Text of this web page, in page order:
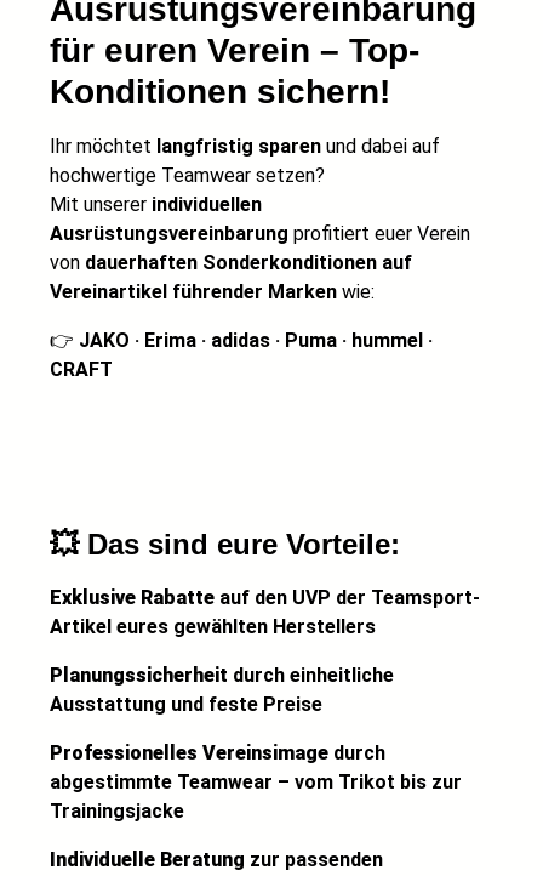
Ausrüstungsvereinbarung
für euren Verein – Top-
Konditionen sichern!
Ihr möchtet langfristig sparen und dabei auf
hochwertige Teamwear setzen?
Mit unserer individuellen
Ausrüstungsvereinbarung profitiert euer Verein
von dauerhaften Sonderkonditionen auf
Vereinartikel führender Marken wie:
👉 JAKO · Erima · adidas · Puma · hummel ·
CRAFT
💥 Das sind eure Vorteile:
Exklusive Rabatte auf den UVP der Teamsport-
Artikel eures gewählten Herstellers
Planungssicherheit durch einheitliche
Ausstattung und feste Preise
Professionelles Vereinsimage durch
abgestimmte Teamwear – vom Trikot bis zur
Trainingsjacke
Individuelle Beratung zur passenden